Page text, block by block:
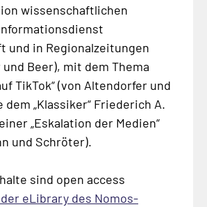
wissenschaftlichen
und in Regionalzeitungen
Beer), mit dem Thema
TikTok“ (von Altendorfer und
dem „Klassiker“ Friederich A.
„Eskalation der Medien“
und Schröter).
sind open access
eLibrary des Nomos-